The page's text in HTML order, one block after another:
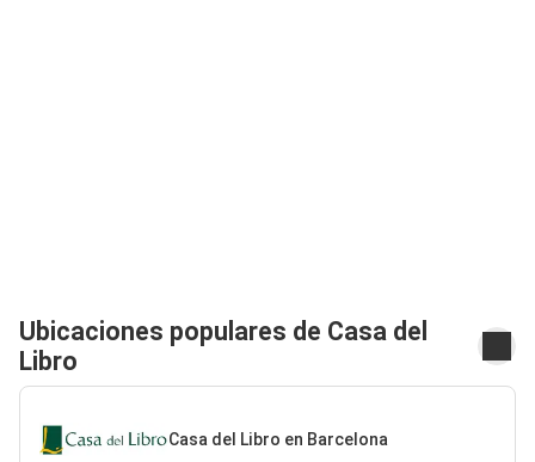
Ubicaciones populares de Casa del
Libro
Casa del Libro en Barcelona